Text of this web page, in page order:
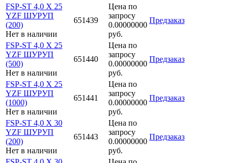
FSP-ST 4,0 X 25
YZF ШУРУП
(200)
Нет в наличии
651439
Цена по
запросу
0.00000000
руб.
Предзаказ
FSP-ST 4,0 X 25
YZF ШУРУП
(500)
Нет в наличии
651440
Цена по
запросу
0.00000000
руб.
Предзаказ
FSP-ST 4,0 X 25
YZF ШУРУП
(1000)
Нет в наличии
651441
Цена по
запросу
0.00000000
руб.
Предзаказ
FSP-ST 4,0 X 30
YZF ШУРУП
(200)
Нет в наличии
651443
Цена по
запросу
0.00000000
руб.
Предзаказ